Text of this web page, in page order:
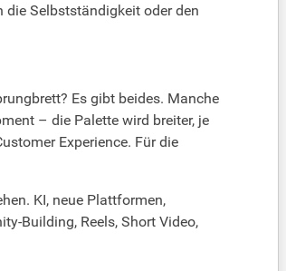
die Selbstständigkeit oder den
Es gibt beides. Manche
– die Palette wird breiter, je
Experience. Für die
KI, neue Plattformen,
Building, Reels, Short Video,